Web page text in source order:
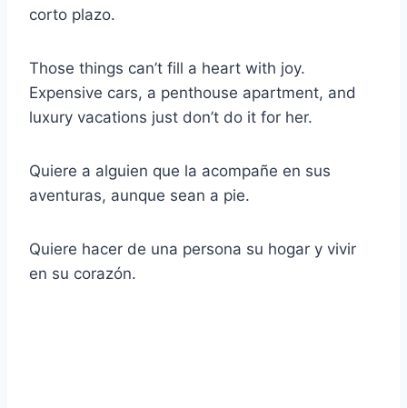
corto plazo.
Those things can’t fill a heart with joy.
Expensive cars, a penthouse apartment, and
luxury vacations just don’t do it for her.
Quiere a alguien que la acompañe en sus
aventuras, aunque sean a pie.
Quiere hacer de una persona su hogar y vivir
en su corazón.